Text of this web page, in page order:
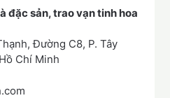
đặc sản, trao vạn tinh hoa
Đường C8, P. Tây
Chí Minh